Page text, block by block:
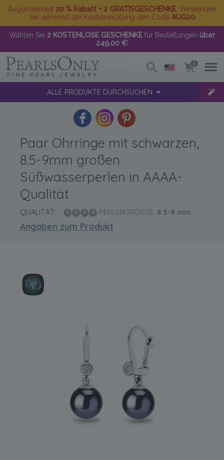
Augustverkauf 20 % Rabatt + 2 GRATISGESCHENKE. Verwenden
Sie während der Kaufabwicklung den Code AUG20
Wählen Sie 2 KOSTENLOSE GESCHENKE für Bestellungen über
249,00 €!
0
ALLE PRODUKTE DURCHSUCHEN
Paar Ohrringe mit schwarzen,
8.5-9mm großen
Süßwasserperlen in AAAA-
Qualität
QUALITÄT: PERLENGRÖSSE: 8.5-9 mm
Angaben zum Produkt